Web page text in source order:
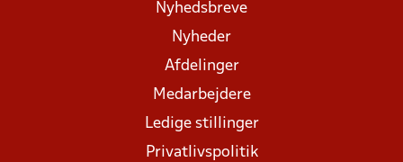
Nyhedsbreve
Nyheder
Afdelinger
Medarbejdere
Ledige stillinger
Privatlivspolitik